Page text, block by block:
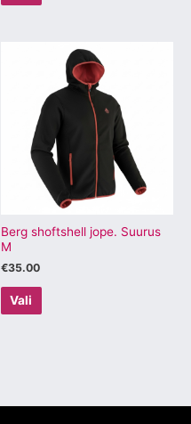
Berg shoftshell jope. Suurus
M
€35.00
Vali
Sellel
tootel
on
mitu
varianti.
Valikuid
saab
teha
tootelehel.